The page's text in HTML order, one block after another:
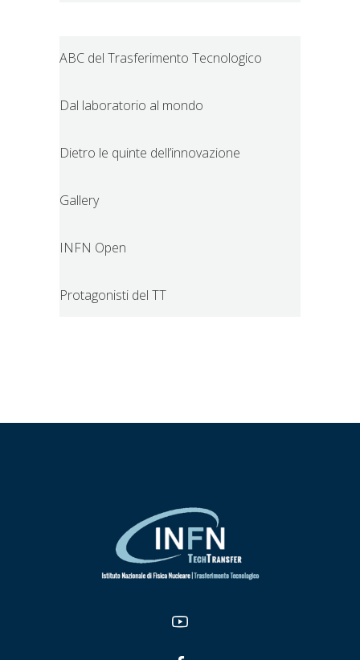
ABC del Trasferimento Tecnologico
Dal laboratorio al mondo
Dietro le quinte dell’innovazione
Gallery
INFN Open
Protagonisti del TT